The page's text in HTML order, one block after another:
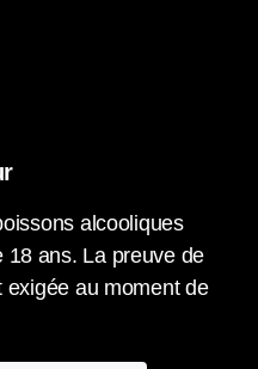
alcooliques
18 ans. La preuve de
exigée au moment de